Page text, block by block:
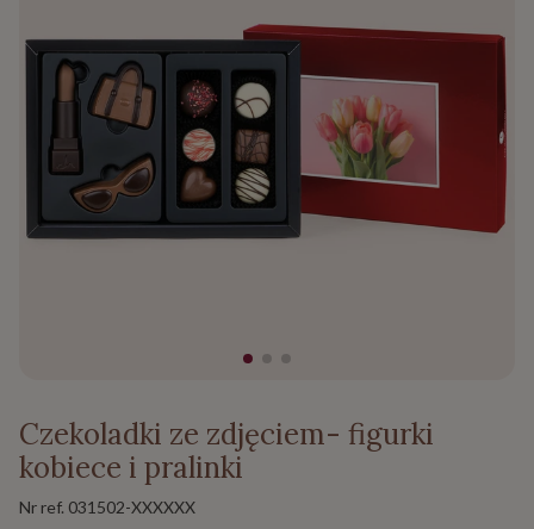
Czekoladki ze zdjęciem- figurki
kobiece i pralinki
Nr ref. 031502-XXXXXX